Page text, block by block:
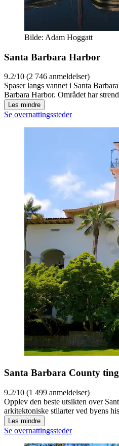
Bilde: Adam Hoggatt
Santa Barbara Harbor
9.2/10 (2 746 anmeldelser)
Spaser langs vannet i Santa
Barbara Harbor. Området har
Les mindre
Se overnattingssteder
Santa Barbara County
9.2/10 (1 499 anmeldelser)
Opplev den beste utsikten over
arkitektoniske stilarter ved byens
Les mindre
Se overnattingssteder